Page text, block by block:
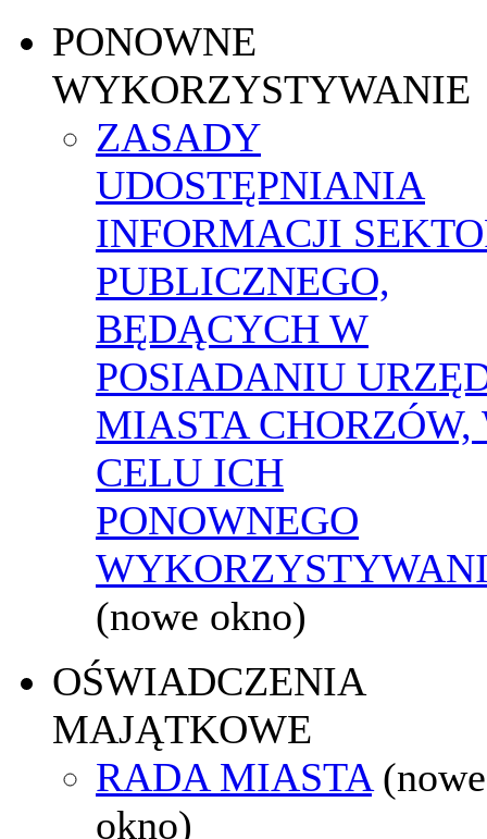
PONOWNE
WYKORZYSTYWANIE
ZASADY
UDOSTĘPNIANIA
INFORMACJI
PUBLICZNEGO,
BĘDĄCYCH W
POSIADANIU
MIASTA CHORZÓW,
CELU ICH
PONOWNEGO
(nowe okno)
OŚWIADCZENIA
MAJĄTKOWE
RADA MIASTA (nowe
okno)